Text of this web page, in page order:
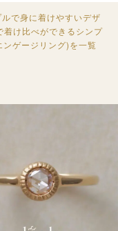
で身に着けやすいデザ
着け比べができるシンプ
ゲージリング)を一覧